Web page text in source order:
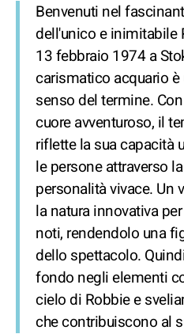
Benvenuti nel
dell'unico e inimitabile
13 febbraio 1974 a
carismatico acquario
senso del termine.
cuore avventuroso, il
riflette la sua capacità
le persone attraverso
personalità vivace. Un
la natura innovativa
noti, rendendolo una
dello spettacolo.
fondo negli elementi
cielo di Robbie e
che contribuiscono al